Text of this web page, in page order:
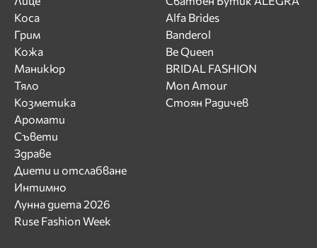
Коса
Грим
Кожа
Маникюр
Тяло
Козметика
Аромати
Съвети
Здраве
Диети и отслабване
Интимно
Лунна диета 2026
Ruse Fashion Week
Alfa Brides
Banderol
Be Queen
BRIDAL FASHION
Mon Amour
Стоян Радичев